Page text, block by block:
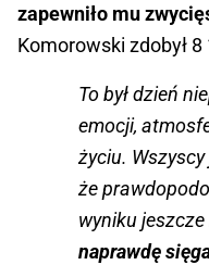
zapewniło mu
Komorowski zdobył 8
To był dzień
emocji,
życiu.
że
wyniku jeszcze
naprawdę